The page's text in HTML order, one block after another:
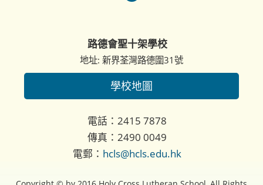
路德會聖十架學校
地址: 新界荃灣路德圍31號
學校地圖
電話：2415 7878
傳真：2490 0049
電郵： hcls@hcls.edu.hk